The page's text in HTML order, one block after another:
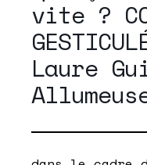
vite ?
Laure